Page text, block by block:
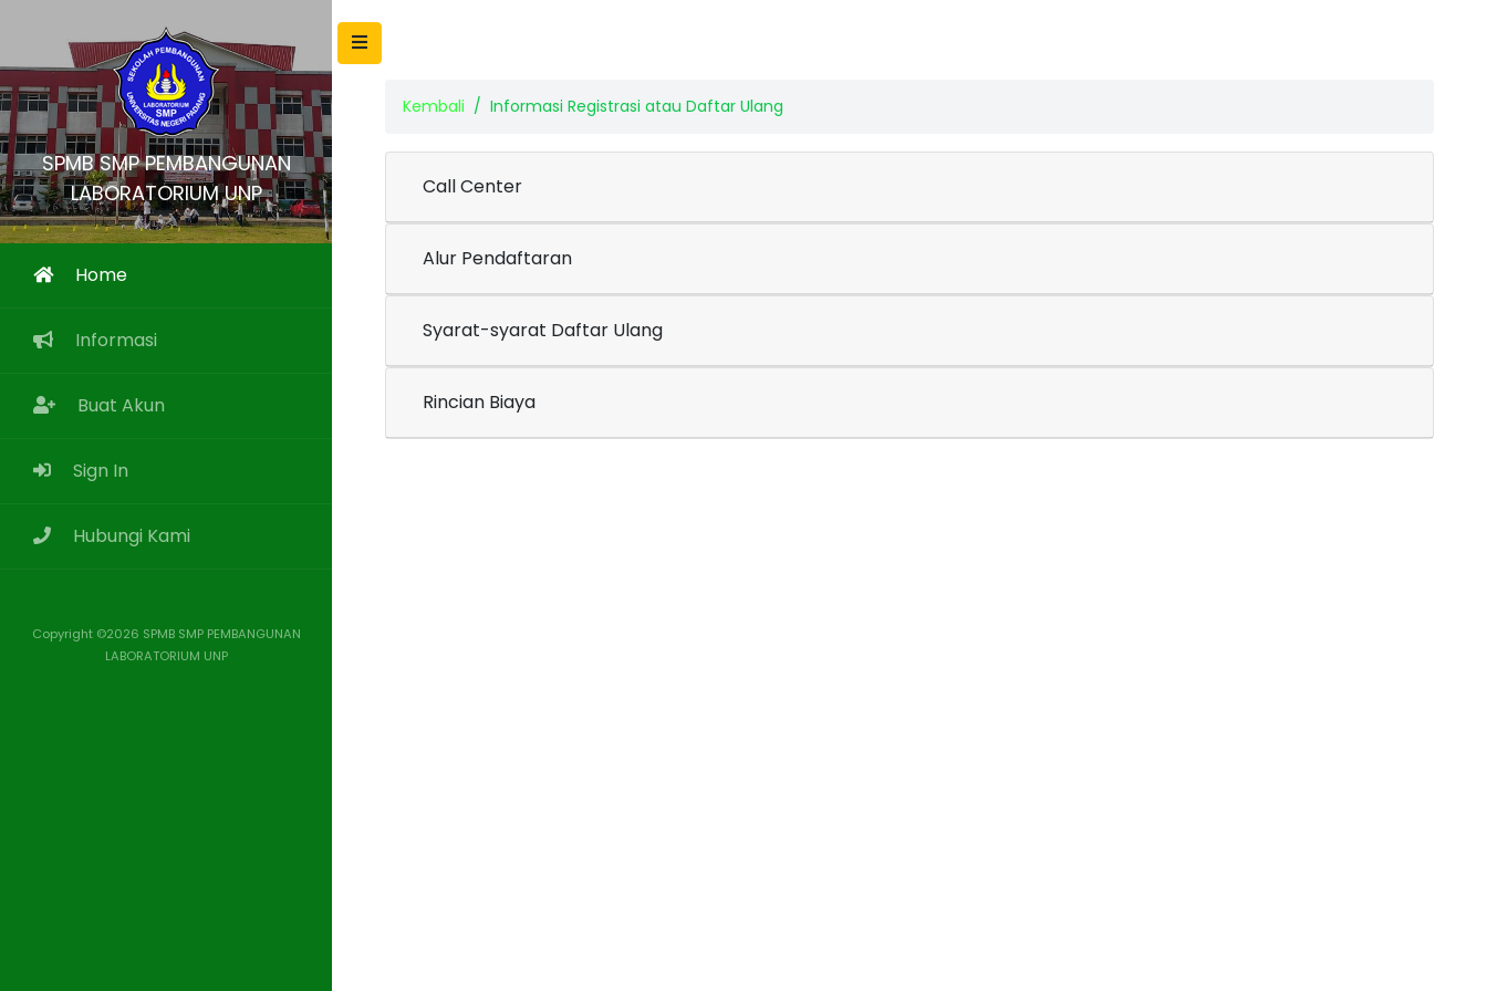
SPMB SMP PEMBANGUNAN
LABORATORIUM UNP
Home
Informasi
Buat Akun
Sign In
Hubungi Kami
Copyright ©2026 SPMB SMP PEMBANGUNAN
LABORATORIUM UNP
Kembali Informasi Registrasi atau Daftar Ulang
Call Center
Alur Pendaftaran
Syarat-syarat Daftar Ulang
Rincian Biaya